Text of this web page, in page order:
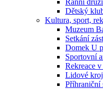
Ranní
Dětský
Kultura, sport,
Muzeum
Setkání
Domek U
Sportovní
Rekreace
Lidové
Příhraniční